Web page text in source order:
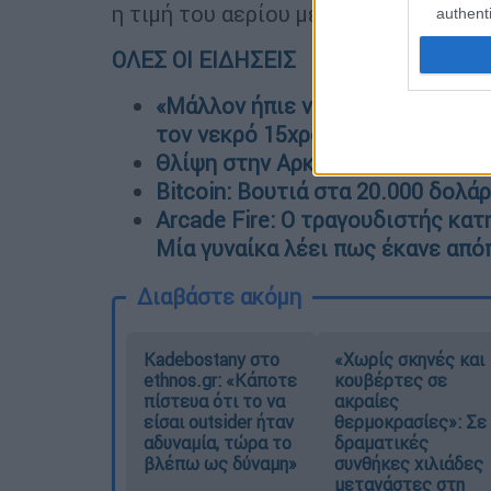
η τιμή του αερίου με εκείνη του
ΟΛΕΣ ΟΙ ΕΙΔΗΣΕΙΣ
«Μάλλον ήπιε νερό και επήλθε
τον νεκρό 15χρονο στη
Θλίψη στην Αρκαδία -
Bitcoin: Βουτιά στα 20.000
Arcade Fire: O τραγουδιστής
Μία γυναίκα λέει πως έκανε
Διαβάστε ακόμη
Kadebostany στο
ethnos.gr: «Κάποτε
πίστευα ότι το να
είσαι outsider ήταν
αδυναμία, τώρα το
βλέπω ως δύναμη»
«Χωρίς σκηνές και
κουβέρτες σε
ακραίες
θερμοκρασίες»: Σε
δραματικές
συνθήκες χιλιάδες
μετανάστες στη